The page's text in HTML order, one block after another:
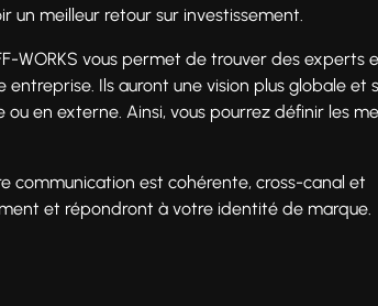
un meilleur retour sur investissement.
WORKS vous permet de trouver des experts
Ils auront une vision plus globale et
en externe. Ainsi, vous pourrez définir les
communication est cohérente, cross-canal et
et répondront à votre identité de marque.